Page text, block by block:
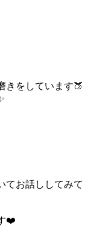
きをしています🍑
てお話ししてみて
❤️